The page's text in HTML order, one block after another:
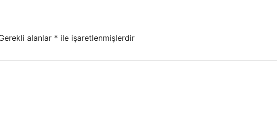
alanlar * ile işaretlenmişlerdir